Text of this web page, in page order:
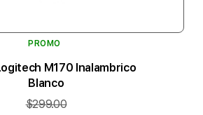
PROMO
M170 Inalambrico
Blanco
$299.00